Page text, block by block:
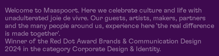
Welcome to Maaspoort. Here we celebrate culture and life with
unadulterated joie de vivre. Our guests, artists, makers, partners
and the many people around us, experience here 'the real difference
is made together'.
Winner of the Red Dot Award Brands & Communication Design
2024 in the category Corporate Design & Identity.